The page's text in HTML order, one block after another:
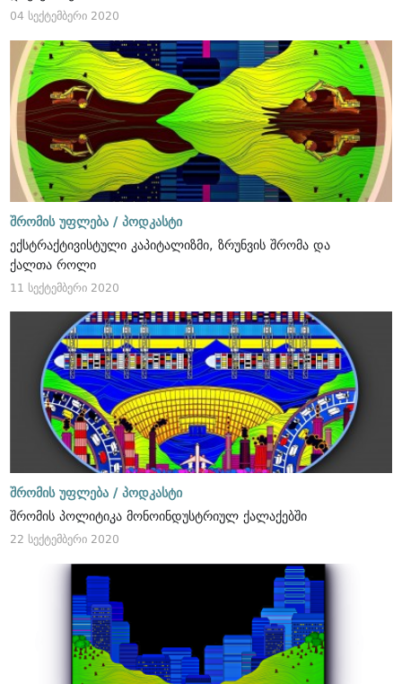
04 სექტემბერი 2020
შრომის უფლება / პოდკასტი
ექსტრაქტივისტული კაპიტალიზმი, ზრუნვის შრომა და
ქალთა როლი
11 სექტემბერი 2020
შრომის უფლება / პოდკასტი
შრომის პოლიტიკა მონოინდუსტრიულ ქალაქებში
22 სექტემბერი 2020